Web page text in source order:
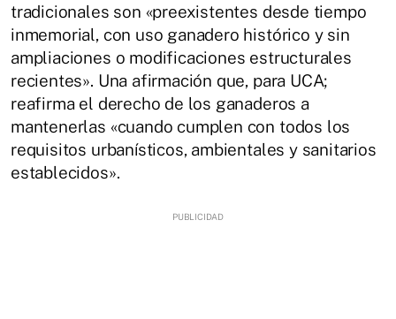
tradicionales son «preexistentes desde tiempo
inmemorial, con uso ganadero histórico y sin
ampliaciones o modificaciones estructurales
recientes». Una afirmación que, para UCA;
reafirma el derecho de los ganaderos a
mantenerlas «cuando cumplen con todos los
requisitos urbanísticos, ambientales y sanitarios
establecidos».